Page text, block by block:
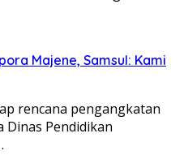
Majene, Samsul: Kami
rencana pengangkatan
Dinas Pendidikan